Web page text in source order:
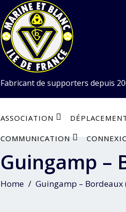
Fabricant de supporters depuis
ASSOCIATION
COMMUNICATION
Guingamp –
Home Guingamp – Bordeaux